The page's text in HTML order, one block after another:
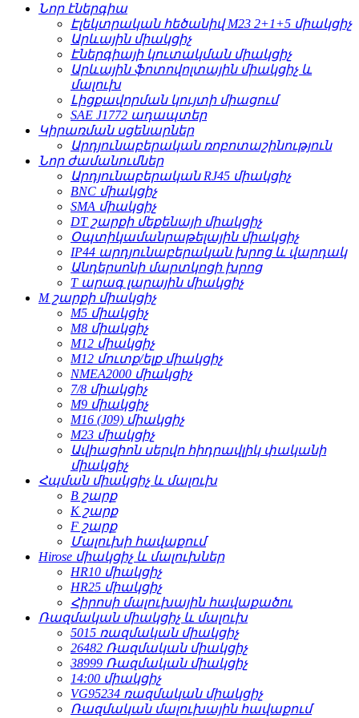
Նոր էներգիա
Էլեկտրական հեծանիվ M23 2+1+5 միակցիչ
Արևային միակցիչ
Էներգիայի կուտակման միակցիչ
Արևային ֆոտովոլտային միակցիչ և
մալուխ
Լիցքավորման կույտի միացում
SAE J1772 ադապտեր
Կիրառման սցենարներ
Արդյունաբերական ռոբոտաշինություն
Նոր ժամանումներ
Արդյունաբերական RJ45 միակցիչ
BNC միակցիչ
SMA միակցիչ
DT շարքի մեքենայի միակցիչ
Օպտիկամանրաթելային միակցիչ
IP44 արդյունաբերական խրոց և վարդակ
Անդերսոնի մարտկոցի խրոց
T արագ լարային միակցիչ
M շարքի միակցիչ
M5 միակցիչ
M8 միակցիչ
M12 միակցիչ
M12 մուտք/ելք միակցիչ
NMEA2000 միակցիչ
7/8 միակցիչ
M9 միակցիչ
M16 (J09) միակցիչ
M23 միակցիչ
Ավիացիոն սերվո հիդրավլիկ փականի
միակցիչ
Հպման միակցիչ և մալուխ
B շարք
K շարք
F շարք
Մալուխի հավաքում
Hirose միակցիչ և մալուխներ
HR10 միակցիչ
HR25 միակցիչ
Հիրոսի մալուխային հավաքածու
Ռազմական միակցիչ և մալուխ
5015 ռազմական միակցիչ
26482 Ռազմական միակցիչ
38999 Ռազմական միակցիչ
14:00 միակցիչ
VG95234 ռազմական միակցիչ
Ռազմական մալուխային հավաքում